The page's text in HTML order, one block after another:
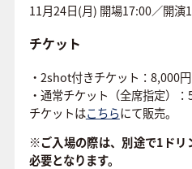
11月24日(月) 開場17:00／開演
チケット
・2shot付きチケット：8,000円
・通常チケット（全席指定）
チケットはこちらにて販売。
※ご入場の際は、別途で1ドリ
必要となります。